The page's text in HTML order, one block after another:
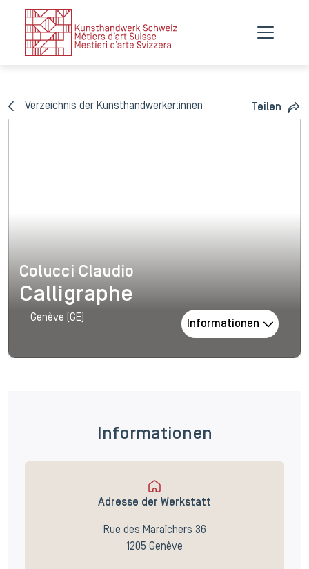
Verzeichnis der Kunsthandwerker:innen Teilen
Colucci Claudio
Colucci Claudio
Calligraphe
Genève (GE)
Informationen
Informationen
Adresse der Werkstatt
Rue des Maraîchers 36
1205 Genève